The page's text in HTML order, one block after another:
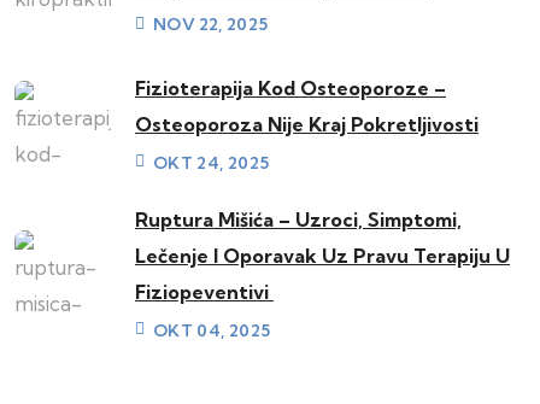
NOV 22, 2025
Fizioterapija Kod Osteoporoze –
Osteoporoza Nije Kraj Pokretljivosti
OKT 24, 2025
Ruptura Mišića – Uzroci, Simptomi,
Lečenje I Oporavak Uz Pravu Terapiju U
Fiziopeventivi
OKT 04, 2025